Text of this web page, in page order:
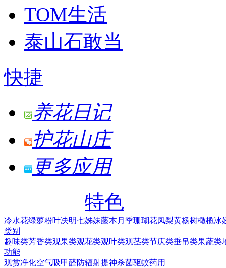
TOM生活
泰山石敢当
快捷
养花日记
护花山庄
更多应用
特色
冷水花绿萝粉叶决明七姊妹藤本月季珊瑚花凤梨黄杨树橄榄冰
类别
趣味类芳香类观果类观花类观叶类观茎类节庆类垂吊类果蔬类
功能
观赏净化空气吸甲醛防辐射提神杀菌驱蚊药用